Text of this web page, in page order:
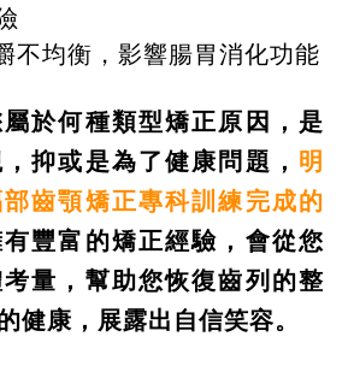
不均衡，影響腸胃消化功能
於何種類型矯正原因，是
抑或是為了健康問題， 明
齒顎矯正專科訓練完成的
有豐富的矯正經驗，會從您
量，幫助您恢復齒列的整
健康，展露出自信笑容。